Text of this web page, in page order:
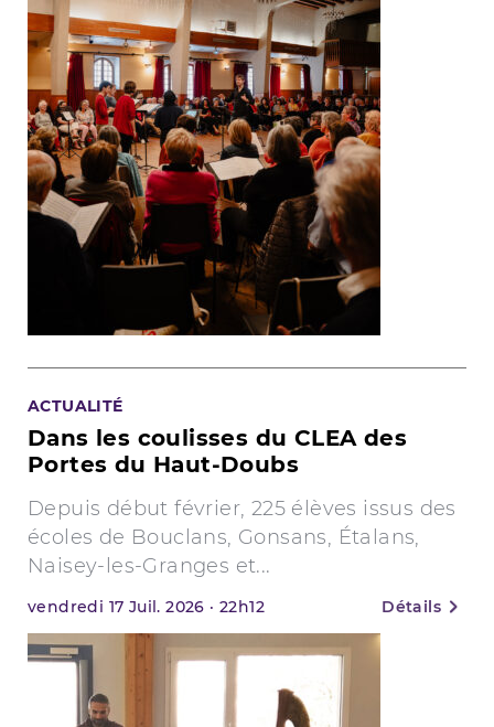
ACTUALITÉ
Dans les coulisses du CLEA des
Portes du Haut-Doubs
Depuis début février, 225 élèves issus des
écoles de Bouclans, Gonsans, Étalans,
Naisey-les-Granges et...
vendredi 17 Juil. 2026 ·22h12 Détails